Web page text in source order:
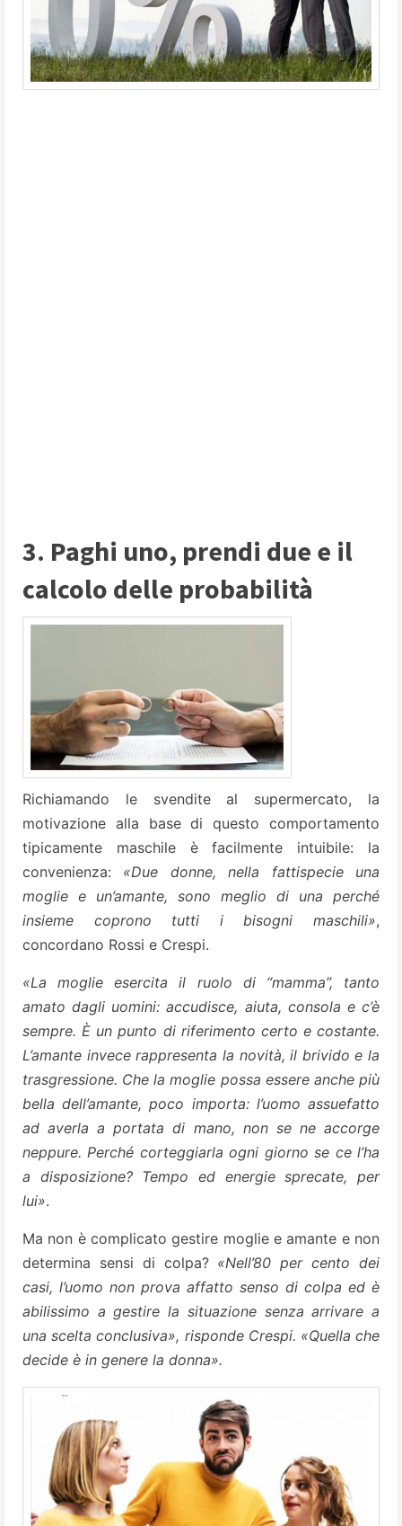
3. Paghi uno, prendi due e il
calcolo delle probabilità
Richiamando le svendite al supermercato, la
motivazione alla base di questo comportamento
tipicamente maschile è facilmente intuibile: la
convenienza: «Due donne, nella fattispecie una
moglie e un’amante, sono meglio di una perché
insieme coprono tutti i bisogni maschili»,
concordano Rossi e Crespi.
«La moglie esercita il ruolo di “mamma”, tanto
amato dagli uomini: accudisce, aiuta, consola e c’è
sempre. È un punto di riferimento certo e costante.
L’amante invece rappresenta la novità, il brivido e la
trasgressione. Che la moglie possa essere anche più
bella dell’amante, poco importa: l’uomo assuefatto
ad averla a portata di mano, non se ne accorge
neppure. Perché corteggiarla ogni giorno se ce l’ha
a disposizione? Tempo ed energie sprecate, per
lui».
Ma non è complicato gestire moglie e amante e non
determina sensi di colpa? «Nell’80 per cento dei
casi, l’uomo non prova affatto senso di colpa ed è
abilissimo a gestire la situazione senza arrivare a
una scelta conclusiva», risponde Crespi. «Quella che
decide è in genere la donna».